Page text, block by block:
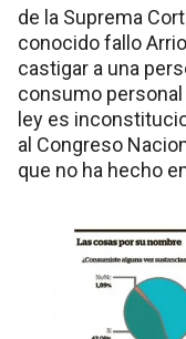
de la Suprema
conocido fallo
castigar a una
consumo personal
ley es
al Congreso
que no ha hecho